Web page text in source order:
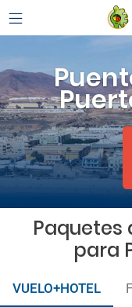
Paquetes
para
VUELO+HOTEL